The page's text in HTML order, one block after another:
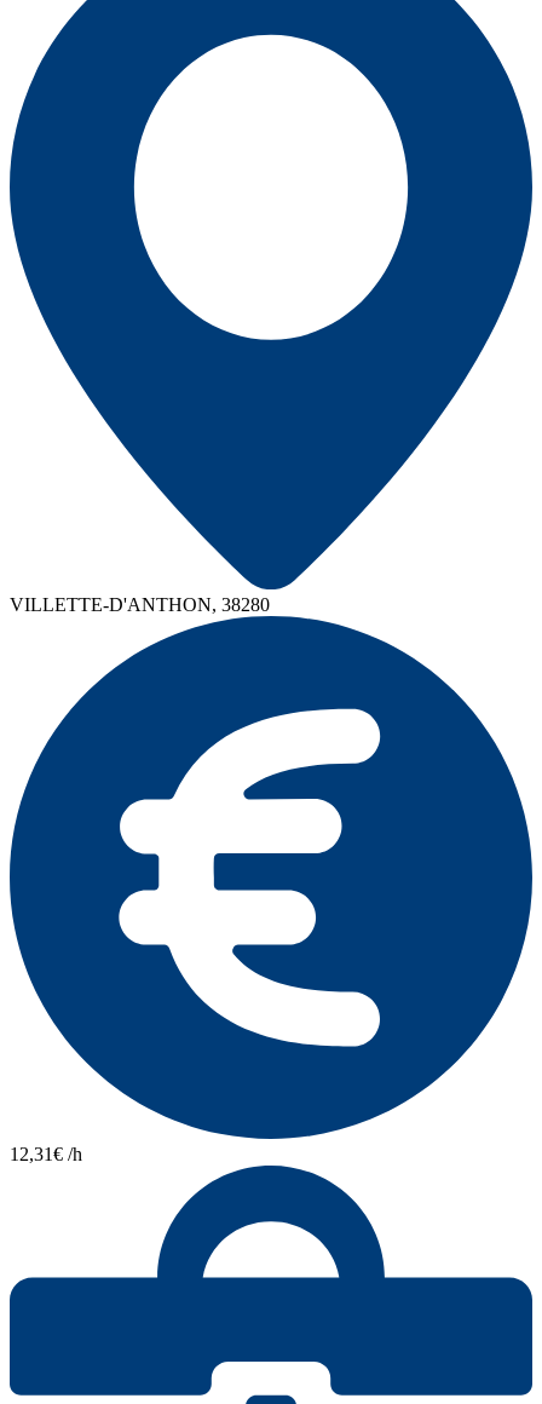
VILLETTE-D'ANTHON, 38280
12,31€ /h